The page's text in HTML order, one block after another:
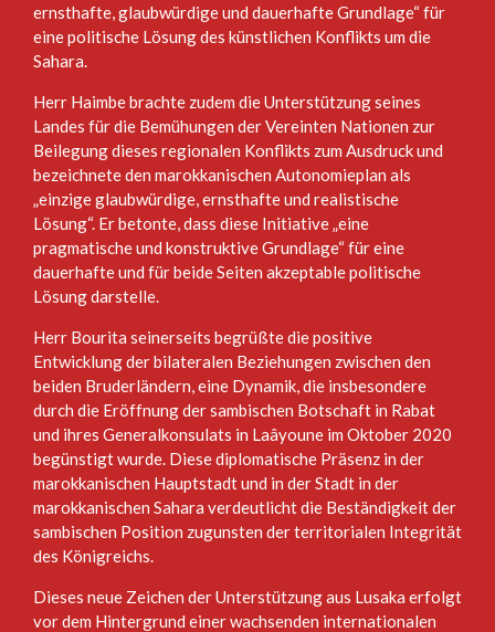
ernsthafte, glaubwürdige und dauerhafte Grundlage“ für
eine politische Lösung des künstlichen Konflikts um die
Sahara.
Herr Haimbe brachte zudem die Unterstützung seines
Landes für die Bemühungen der Vereinten Nationen zur
Beilegung dieses regionalen Konflikts zum Ausdruck und
bezeichnete den marokkanischen Autonomieplan als
„einzige glaubwürdige, ernsthafte und realistische
Lösung“. Er betonte, dass diese Initiative „eine
pragmatische und konstruktive Grundlage“ für eine
dauerhafte und für beide Seiten akzeptable politische
Lösung darstelle.
Herr Bourita seinerseits begrüßte die positive
Entwicklung der bilateralen Beziehungen zwischen den
beiden Bruderländern, eine Dynamik, die insbesondere
durch die Eröffnung der sambischen Botschaft in Rabat
und ihres Generalkonsulats in Laâyoune im Oktober 2020
begünstigt wurde. Diese diplomatische Präsenz in der
marokkanischen Hauptstadt und in der Stadt in der
marokkanischen Sahara verdeutlicht die Beständigkeit der
sambischen Position zugunsten der territorialen Integrität
des Königreichs.
Dieses neue Zeichen der Unterstützung aus Lusaka erfolgt
vor dem Hintergrund einer wachsenden internationalen